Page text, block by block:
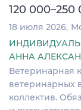
120 000–250
18 июля 2026
АННА
Ветеринарная
ветеринарных
коллектив.